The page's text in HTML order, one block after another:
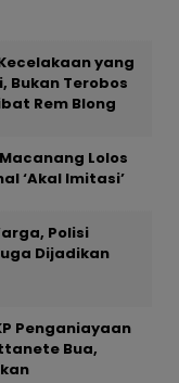
yang
Bukan Terobos
Rem Blong
Lolos
‘Akal Imitasi’
Polisi
Dijadikan
Penganiayaan
Bua,